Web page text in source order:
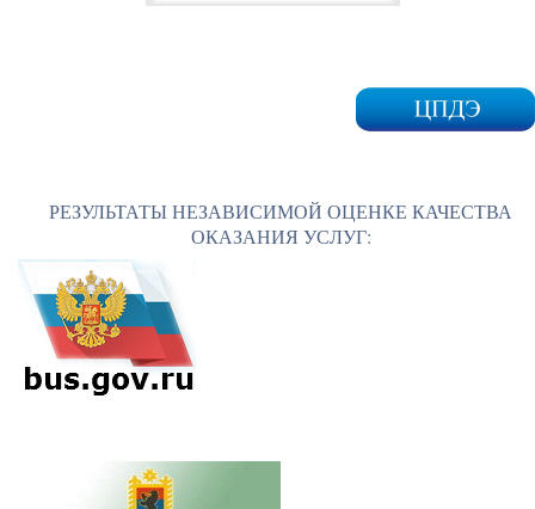
РЕЗУЛЬТАТЫ НЕЗАВИСИМОЙ ОЦЕНКЕ КАЧЕСТВА
ОКАЗАНИЯ УСЛУГ: